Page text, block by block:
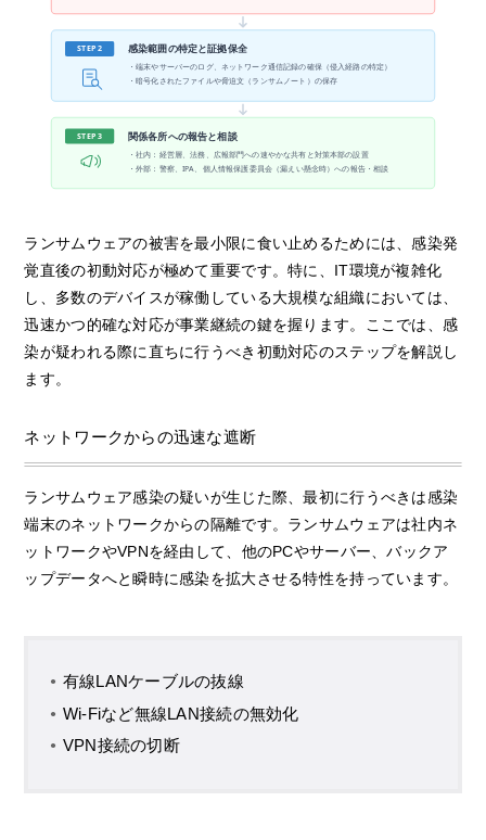
STEP 2 感染範囲の特定と証拠保全
・端末やサーバーのログ、ネットワーク通信記録の確保（侵入経路の特定）
・暗号化されたファイルや脅迫文（ランサムノート）の保存
STEP 3 関係各所への報告と相談
・社内：経営層、法務、広報部門への速やかな共有と対策本部の設置
・外部：警察、IPA、個人情報保護委員会（漏えい懸念時）への報告・相談
ランサムウェアの被害を最小限に食い止めるためには、感染発
覚直後の初動対応が極めて重要です。特に、IT環境が複雑化
し、多数のデバイスが稼働している大規模な組織においては、
迅速かつ的確な対応が事業継続の鍵を握ります。ここでは、感
染が疑われる際に直ちに行うべき初動対応のステップを解説し
ます。
ネットワークからの迅速な遮断
ランサムウェア感染の疑いが生じた際、最初に行うべきは感染
端末のネットワークからの隔離です。ランサムウェアは社内ネ
ットワークやVPNを経由して、他のPCやサーバー、バックア
ップデータへと瞬時に感染を拡大させる特性を持っています。
有線LANケーブルの抜線
Wi-Fiなど無線LAN接続の無効化
VPN接続の切断